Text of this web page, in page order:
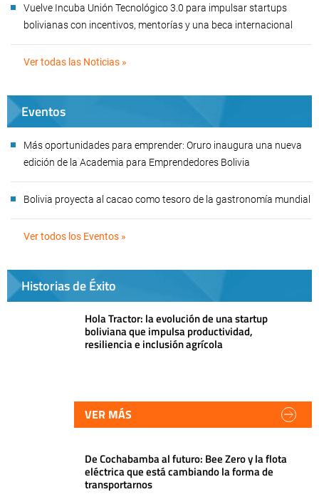
Vuelve Incuba Unión Tecnológico 3.0 para impulsar startups
bolivianas con incentivos, mentorías y una beca internacional
Ver todas las Noticias »
Eventos
Más oportunidades para emprender: Oruro inaugura una nueva
edición de la Academia para Emprendedores Bolivia
Bolivia proyecta al cacao como tesoro de la gastronomía mundial
Ver todos los Eventos »
Historias de Éxito
Hola Tractor: la evolución de una startup
boliviana que impulsa productividad,
resiliencia e inclusión agrícola
VER MÁS
De Cochabamba al futuro: Bee Zero y la flota
eléctrica que está cambiando la forma de
transportarnos